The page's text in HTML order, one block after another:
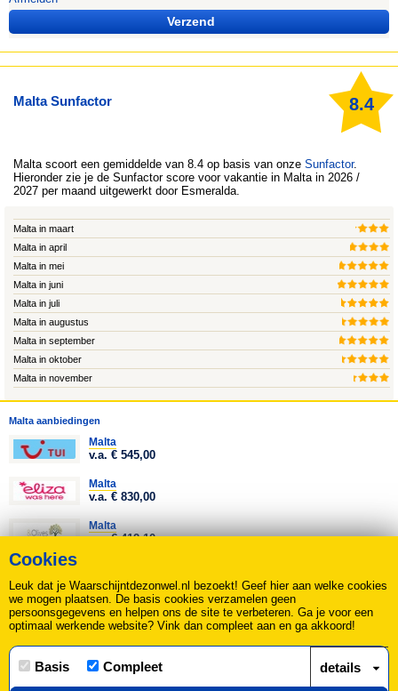
Malta Sunfactor 8.4
Maltascoort een gemiddelde van 8.4 op basis van onze Sunfactor.
Hieronder zie je de Sunfactor score voor vakantie in Malta in 2026 /
2027 per maand uitgewerkt door Esmeralda.
Malta in maart
Malta in april
Malta in mei
Malta in juni
Malta in juli
Malta in augustus
Malta in september
Malta in oktober
Malta in november
Malta aanbiedingen
Malta
v.a. € 545,00
Malta
v.a. € 830,00
Malta
v.a. € 412,10
v.a. € 199,00
Alle Malta aanbiedingen
Verzend
Over ons| Contact| Disclaimer, Privacy & Cookie statement|
Nieuws| Sitemap
Cookies
Leuk dat je Waarschijntdezonwel.nl bezoekt! Geef hier aan welke cookies
we mogen plaatsen. De basis cookies verzamelen geen
persoonsgegevens en helpen ons de site te verbeteren. Ga je voor een
optimaal werkende website? Vink dan compleet aan en ga akkoord!
Basis Compleet details